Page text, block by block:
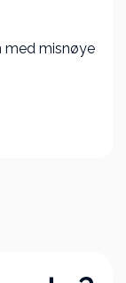
med misnøye